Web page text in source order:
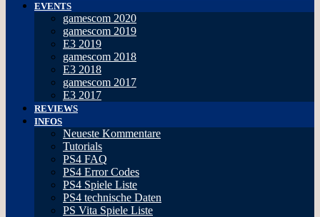
EVENTS
gamescom 2020
gamescom 2019
E3 2019
gamescom 2018
E3 2018
gamescom 2017
E3 2017
REVIEWS
INFOS
Neueste Kommentare
Tutorials
PS4 FAQ
PS4 Error Codes
PS4 Spiele Liste
PS4 technische Daten
PS Vita Spiele Liste